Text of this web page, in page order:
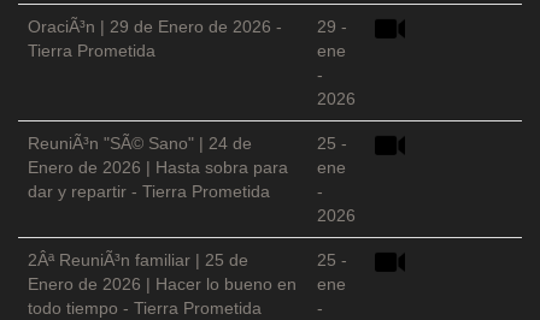
OraciÃ³n | 29 de Enero de 2026 -
Tierra Prometida
29 -
ene
-
2026
ReuniÃ³n "SÃ© Sano" | 24 de
Enero de 2026 | Hasta sobra para
dar y repartir - Tierra Prometida
25 -
ene
-
2026
2Âª ReuniÃ³n familiar | 25 de
Enero de 2026 | Hacer lo bueno en
todo tiempo - Tierra Prometida
25 -
ene
-